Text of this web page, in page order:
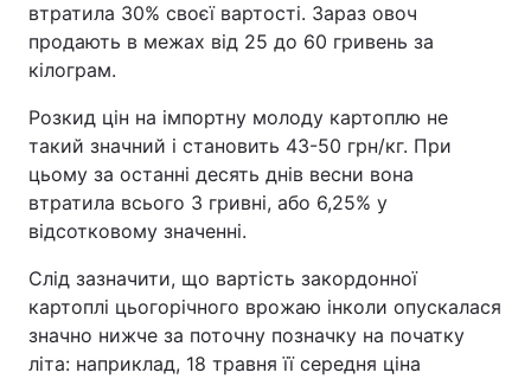
втратила 30% своєї вартості. Зараз овоч
продають в межах від 25 до 60 гривень за
кілограм.
Розкид цін на імпортну молоду картоплю не
такий значний і становить 43-50 грн/кг. При
цьому за останні десять днів весни вона
втратила всього 3 гривні, або 6,25% у
відсотковому значенні.
Слід зазначити, що вартість закордонної
картоплі цьогорічного врожаю інколи опускалася
значно нижче за поточну позначку на початку
літа: наприклад, 18 травня її середня ціна